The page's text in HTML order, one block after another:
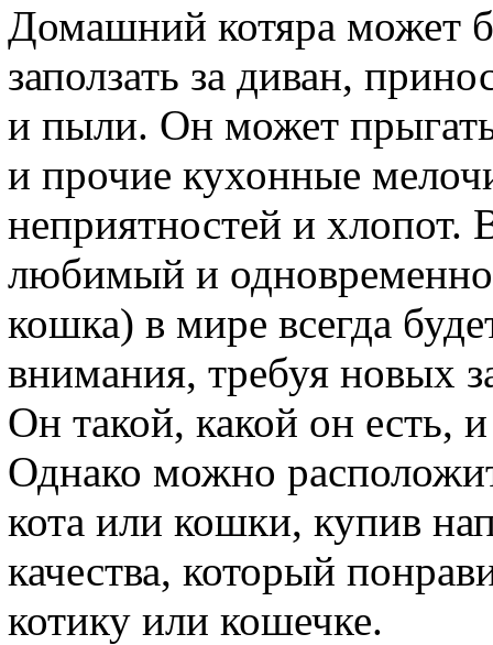
Домашний котяра может
заползать за диван,
и пыли. Он может
и прочие кухонные
неприятностей и
любимый и
кошка) в мире всегда
внимания, требуя новых
Он такой, какой он есть,
Однако можно
кота или кошки, купив
качества, который
котику или кошечке.